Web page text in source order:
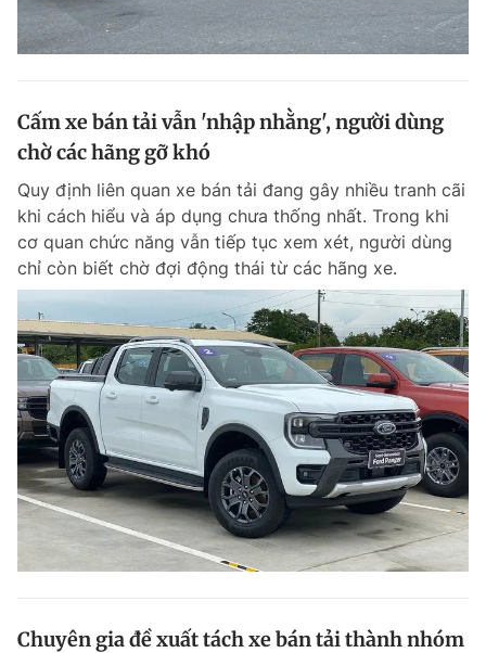
Cấm xe bán tải vẫn 'nhập nhằng', người dùng
chờ các hãng gỡ khó
Quy định liên quan xe bán tải đang gây nhiều tranh cãi
khi cách hiểu và áp dụng chưa thống nhất. Trong khi
cơ quan chức năng vẫn tiếp tục xem xét, người dùng
chỉ còn biết chờ đợi động thái từ các hãng xe.
Chuyên gia đề xuất tách xe bán tải thành nhóm